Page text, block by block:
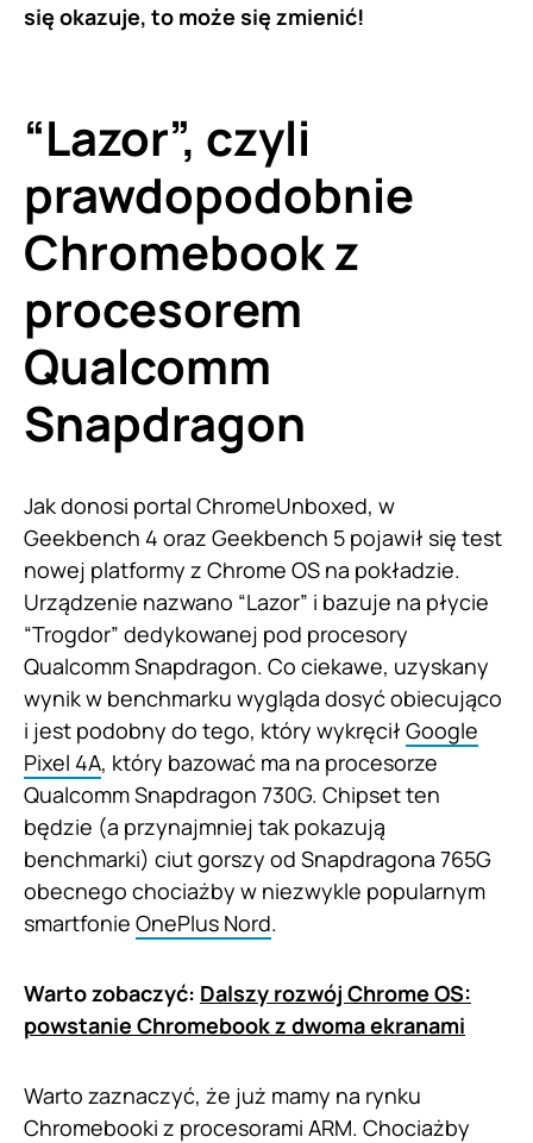
się okazuje, to może się zmienić!
“Lazor”, czyli
prawdopodobnie
Chromebook z
procesorem
Qualcomm
Snapdragon
Jak donosi portal ChromeUnboxed, w
Geekbench 4 oraz Geekbench 5 pojawił się test
nowej platformy z Chrome OS na pokładzie.
Urządzenie nazwano “Lazor” i bazuje na płycie
“Trogdor” dedykowanej pod procesory
Qualcomm Snapdragon. Co ciekawe, uzyskany
wynik w benchmarku wygląda dosyć obiecująco
i jest podobny do tego, który wykręcił Google
Pixel 4A, który bazować ma na procesorze
Qualcomm Snapdragon 730G. Chipset ten
będzie (a przynajmniej tak pokazują
benchmarki) ciut gorszy od Snapdragona 765G
obecnego chociażby w niezwykle popularnym
smartfonie OnePlus Nord.
Warto zobaczyć: Dalszy rozwój Chrome OS:
powstanie Chromebook z dwoma ekranami
Warto zaznaczyć, że już mamy na rynku
Chromebooki z procesorami ARM. Chociażby